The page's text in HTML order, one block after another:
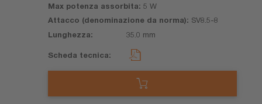
5 W
SV8.5-8
35.0 mm